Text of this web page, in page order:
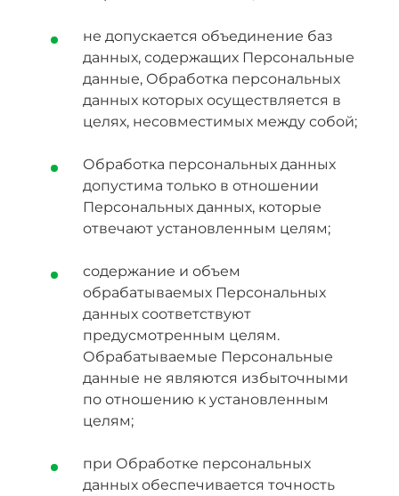
не допускается объединение баз
данных, содержащих Персональные
данные, Обработка персональных
данных которых осуществляется в
целях, несовместимых между собой;
Обработка персональных данных
допустима только в отношении
Персональных данных, которые
отвечают установленным целям;
содержание и объем
обрабатываемых Персональных
данных соответствуют
предусмотренным целям.
Обрабатываемые Персональные
данные не являются избыточными
по отношению к установленным
целям;
при Обработке персональных
данных обеспечивается точность